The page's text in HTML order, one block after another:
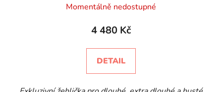
Momentálně nedostupné
4 480 Kč
DETAIL